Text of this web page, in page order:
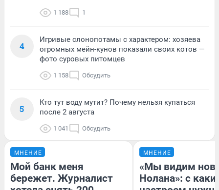
1 188 1
4
Игривые слонопотамы с характером: хозяева
огромных мейн-кунов показали своих котов —
фото суровых питомцев
1 158 Обсудить
5
Кто тут воду мутит? Почему нельзя купаться
после 2 августа
1 041 Обсудить
МНЕНИЕ
Мой банк меня
бережет. Журналист
МНЕНИЕ
«Мы видим
Нолана»: с